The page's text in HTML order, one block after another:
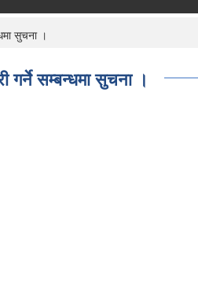
सुचना ।
गर्ने सम्बन्धमा सुचना ।